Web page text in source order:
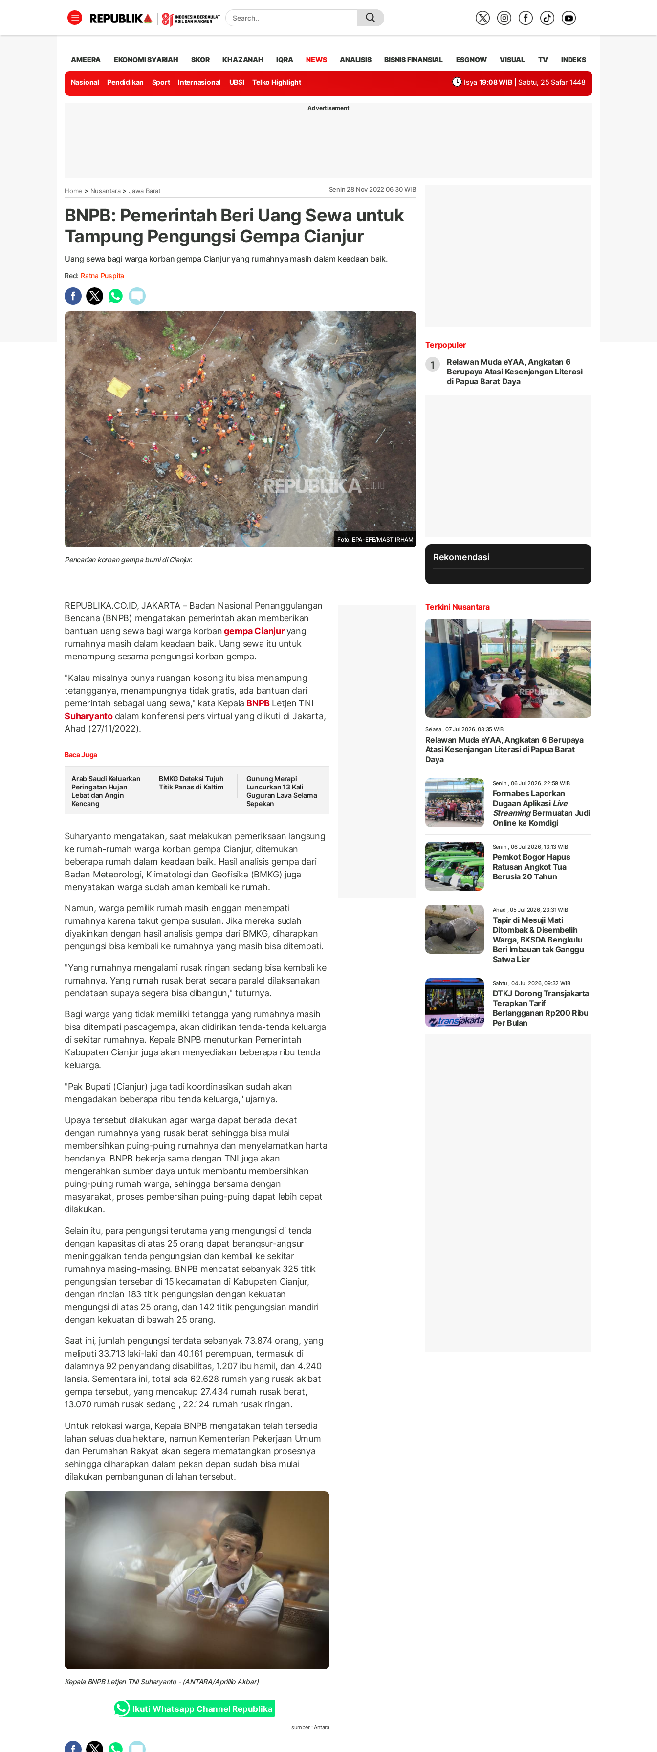
AMEERA EKONOMI SYARIAH SKOR KHAZANAH IQRA NEWS ANALISIS BISNIS FINANSIAL ESGNOW VISUAL TV INDEKS
Nasional Pendidikan Sport Internasional UBSI Telko Highlight Isya 19:08 WIB | Sabtu, 25 Safar 1448
Advertisement
Home > Nusantara> Jawa Barat Senin 28 Nov 2022 06:30 WIB
BNPB: Pemerintah Beri Uang Sewa untuk
Tampung Pengungsi Gempa Cianjur
Uang sewa bagi warga korban gempa Cianjur yang rumahnya masih dalam keadaan baik.
Red: Ratna Puspita
Foto: EPA-EFE/MAST IRHAM
Pencarian korban gempa bumi di Cianjur.
REPUBLIKA.CO.ID, JAKARTA – Badan Nasional Penanggulangan
Bencana (BNPB) mengatakan pemerintah akan memberikan
bantuan uang sewa bagi warga korbangempa Cianjuryang
rumahnya masih dalam keadaan baik. Uang sewa itu untuk
menampung sesama pengungsi korban gempa.
"Kalau misalnya punya ruangan kosong itu bisa menampung
tetangganya, menampungnya tidak gratis, ada bantuan dari
pemerintah sebagai uang sewa," kata Kepala BNPB Letjen TNI
Suharyanto dalam konferensi pers virtual yang diikuti di Jakarta,
Ahad (27/11/2022).
Baca Juga
Arab Saudi Keluarkan
Peringatan Hujan
Lebat dan Angin
Kencang
BMKG Deteksi Tujuh
Titik Panas di Kaltim
Gunung Merapi
Luncurkan 13 Kali
Guguran Lava Selama
Sepekan
Suharyanto mengatakan, saat melakukan pemeriksaan langsung
ke rumah-rumah warga korban gempa Cianjur, ditemukan
beberapa rumah dalam keadaan baik. Hasil analisis gempa dari
Badan Meteorologi, Klimatologi dan Geofisika (BMKG) juga
menyatakan warga sudah aman kembali ke rumah.
Namun, warga pemilik rumah masih enggan menempati
rumahnya karena takut gempa susulan. Jika mereka sudah
diyakinkan dengan hasil analisis gempa dari BMKG, diharapkan
pengungsi bisa kembali ke rumahnya yang masih bisa ditempati.
"Yang rumahnya mengalami rusak ringan sedang bisa kembali ke
rumahnya. Yang rumah rusak berat secara paralel dilaksanakan
pendataan supaya segera bisa dibangun," tuturnya.
Bagi warga yang tidak memiliki tetangga yang rumahnya masih
bisa ditempati pascagempa, akan didirikan tenda-tenda keluarga
di sekitar rumahnya. Kepala BNPB menuturkan Pemerintah
Kabupaten Cianjur juga akan menyediakan beberapa ribu tenda
keluarga.
"Pak Bupati (Cianjur) juga tadi koordinasikan sudah akan
mengadakan beberapa ribu tenda keluarga," ujarnya.
Upaya tersebut dilakukan agar warga dapat berada dekat
dengan rumahnya yang rusak berat sehingga bisa mulai
membersihkan puing-puing rumahnya dan menyelamatkan harta
bendanya. BNPB bekerja sama dengan TNI juga akan
mengerahkan sumber daya untuk membantu membersihkan
puing-puing rumah warga, sehingga bersama dengan
masyarakat, proses pembersihan puing-puing dapat lebih cepat
dilakukan.
Selain itu, para pengungsi terutama yang mengungsi di tenda
dengan kapasitas di atas 25 orang dapat berangsur-angsur
meninggalkan tenda pengungsian dan kembali ke sekitar
rumahnya masing-masing. BNPB mencatat sebanyak 325 titik
pengungsian tersebar di 15 kecamatan di Kabupaten Cianjur,
dengan rincian 183 titik pengungsian dengan kekuatan
mengungsi di atas 25 orang, dan 142 titik pengungsian mandiri
dengan kekuatan di bawah 25 orang.
Saat ini, jumlah pengungsi terdata sebanyak 73.874 orang, yang
meliputi 33.713 laki-laki dan 40.161 perempuan, termasuk di
dalamnya 92 penyandang disabilitas, 1.207 ibu hamil, dan 4.240
lansia. Sementara ini, total ada 62.628 rumah yang rusak akibat
gempa tersebut, yang mencakup 27.434 rumah rusak berat,
13.070 rumah rusak sedang , 22.124 rumah rusak ringan.
Untuk relokasi warga, Kepala BNPB mengatakan telah tersedia
lahan seluas dua hektare, namun Kementerian Pekerjaan Umum
dan Perumahan Rakyat akan segera mematangkan prosesnya
sehingga diharapkan dalam pekan depan sudah bisa mulai
dilakukan pembangunan di lahan tersebut.
Kepala BNPB Letjen TNI Suharyanto - (ANTARA/Aprillio Akbar)
Ikuti Whatsapp Channel Republika
sumber : Antara
Terpopuler
1
Relawan Muda eYAA, Angkatan 6
Berupaya Atasi Kesenjangan Literasi
di Papua Barat Daya
Rekomendasi
Terkini Nusantara
Selasa , 07 Jul 2026, 08:35 WIB
Relawan Muda eYAA, Angkatan 6 Berupaya
Atasi Kesenjangan Literasi di Papua Barat
Daya
Senin , 06 Jul 2026, 22:59 WIB
Formabes Laporkan
Dugaan Aplikasi Live
StreamingBermuatan Judi
Online ke Komdigi
Senin , 06 Jul 2026, 13:13 WIB
Pemkot Bogor Hapus
Ratusan Angkot Tua
Berusia 20 Tahun
Ahad , 05 Jul 2026, 23:31 WIB
Tapir di Mesuji Mati
Ditombak & Disembelih
Warga, BKSDA Bengkulu
Beri Imbauan tak Ganggu
Satwa Liar
Sabtu , 04 Jul 2026, 09:32 WIB
DTKJ Dorong Transjakarta
Terapkan Tarif
Berlangganan Rp200 Ribu
Per Bulan